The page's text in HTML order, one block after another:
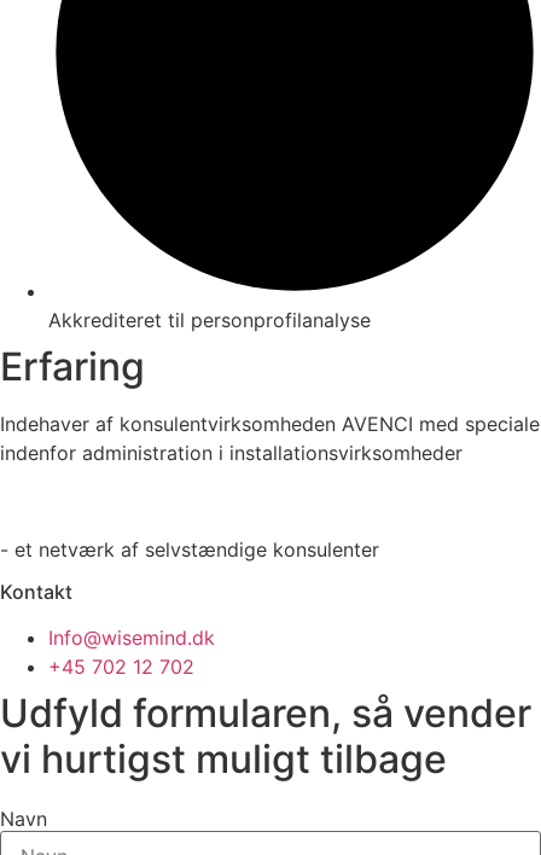
Akkrediteret til personprofilanalyse
Erfaring
Indehaver af konsulentvirksomheden AVENCI med speciale
indenfor administration i installationsvirksomheder
- et netværk af selvstændige konsulenter
Kontakt
Info@wisemind.dk
+45 702 12 702
Udfyld formularen, så vender
vi hurtigst muligt tilbage
Navn